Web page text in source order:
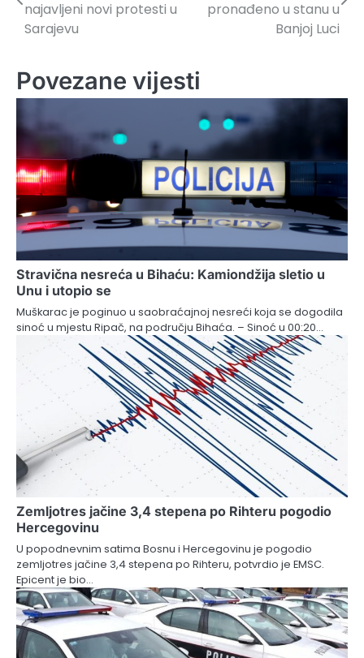
najavljeni novi protesti u
Sarajevu
pronađeno u stanu u
Banjoj Luci
Povezane vijesti
Stravična nesreća u Bihaću: Kamiondžija sletio u
Unu i utopio se
Muškarac je poginuo u saobraćajnoj nesreći koja se dogodila
sinoć u mjestu Ripač, na području Bihaća. – Sinoć u 00:20…
Zemljotres jačine 3,4 stepena po Rihteru pogodio
Hercegovinu
U popodnevnim satima Bosnu i Hercegovinu je pogodio
zemljotres jačine 3,4 stepena po Rihteru, potvrdio je EMSC.
Epicent je bio…